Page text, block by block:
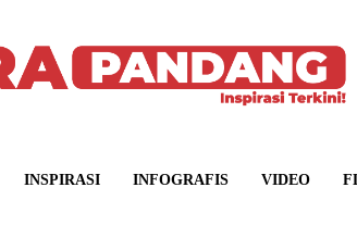
INSPIRASI INFOGRAFIS VIDEO